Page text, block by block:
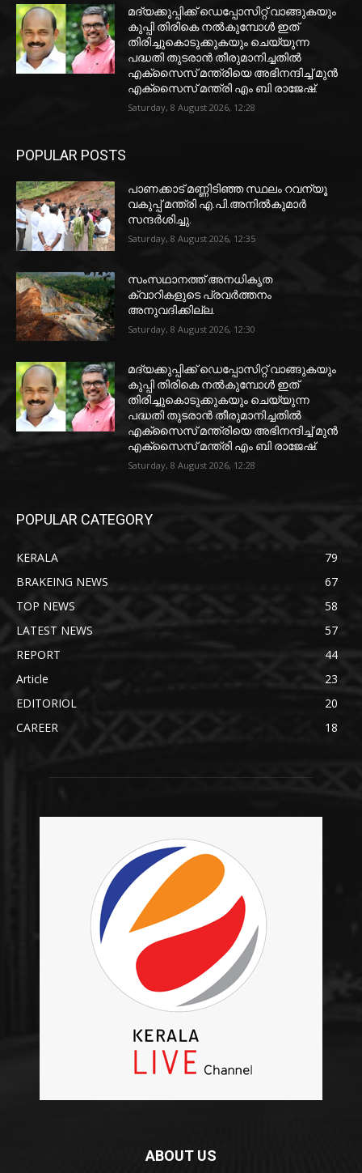
മദ്യക്കുപ്പിക്ക് ഡെപ്പോസിറ്റ് വാങ്ങുകയും
കുപ്പി തിരികെ നല്‍കുമ്പോള്‍ ഇത്
തിരിച്ചുകൊടുക്കുകയും ചെയ്യുന്ന
പദ്ധതി തുടരാന്‍ തീരുമാനിച്ചതില്‍
എക്‌സൈസ് മന്ത്രിയെ അഭിനന്ദിച്ച് മുന്‍
എക്‌സൈസ് മന്ത്രി എം ബി രാജേഷ്.
Saturday, 8 August 2026, 12:28
POPULAR POSTS
പാണക്കാട് മണ്ണിടിഞ്ഞ സ്ഥലം റവന്യൂ
വകുപ്പ് മന്ത്രി എ.പി.അനിൽകുമാർ
സന്ദർശിച്ചു.
Saturday, 8 August 2026, 12:35
സംസഥാനത്ത് അനധികൃത
ക്വാറികളുടെ പ്രവര്‍ത്തനം
അനുവദിക്കില്ല.
Saturday, 8 August 2026, 12:30
മദ്യക്കുപ്പിക്ക് ഡെപ്പോസിറ്റ് വാങ്ങുകയും
കുപ്പി തിരികെ നല്‍കുമ്പോള്‍ ഇത്
തിരിച്ചുകൊടുക്കുകയും ചെയ്യുന്ന
പദ്ധതി തുടരാന്‍ തീരുമാനിച്ചതില്‍
എക്‌സൈസ് മന്ത്രിയെ അഭിനന്ദിച്ച് മുന്‍
എക്‌സൈസ് മന്ത്രി എം ബി രാജേഷ്.
Saturday, 8 August 2026, 12:28
POPULAR CATEGORY
KERALA
79
BRAKEING NEWS
67
TOP NEWS
58
LATEST NEWS
57
REPORT
44
Article
23
EDITORIOL
20
CAREER
18
ABOUT US